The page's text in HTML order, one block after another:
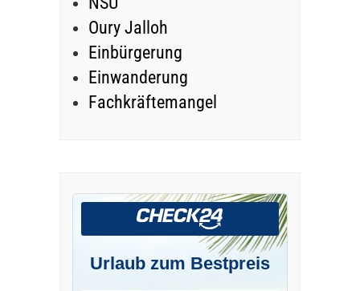
Oury Jalloh
Einbürgerung
Einwanderung
Fachkräftemangel
Urlaub zum Bestpreis